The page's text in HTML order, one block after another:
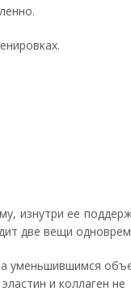
изнутри ее
две вещи
уменьшившимся
и коллаген не